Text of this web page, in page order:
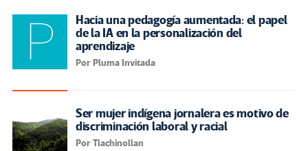
Hacia una pedagogía aumentada: el papel
de la IA en la personalización del
aprendizaje
Por Pluma Invitada
Ser mujer indígena jornalera es motivo de
discriminación laboral y racial
Por Tlachinollan